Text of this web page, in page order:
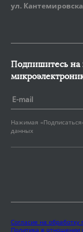
ул.
Подпишитесь на
Нажимая
данных
Согласие на
Политика в отношении